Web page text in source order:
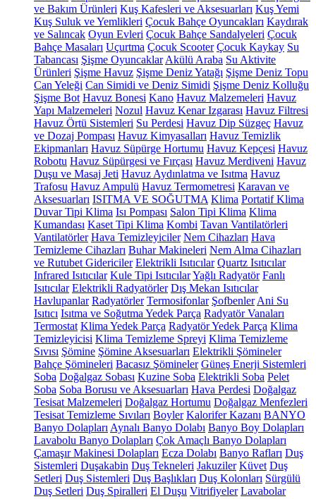
ve Bakım Ürünleri Kuş Kafesleri ve Aksesuarları Kuş Yemi
Kuş Suluk ve Yemlikleri Çocuk Bahçe Oyuncakları Kaydırak
ve Salıncak Oyun Evleri Çocuk Bahçe Sandalyeleri Çocuk
Bahçe Masaları Uçurtma Çocuk Scooter Çocuk Kaykay Su
Tabancası Şişme Oyuncaklar Akülü Araba Su Aktivite
Ürünleri Şişme Havuz Şişme Deniz Yatağı Şişme Deniz Topu
Can Yeleği Can Simidi ve Deniz Simidi Şişme Deniz Kolluğu
Şişme Bot Havuz Bonesi Kano Havuz Malzemeleri Havuz
Yapı Malzemeleri Nozul Havuz Kenar Izgarası Havuz Filtresi
Havuz Örtü Sistemleri Su Perdesi Havuz Dip Süzgeç Havuz
ve Dozaj Pompası Havuz Kimyasalları Havuz Temizlik
Ekipmanları Havuz Süpürge Hortumu Havuz Kepçesi Havuz
Robotu Havuz Süpürgesi ve Fırçası Havuz Merdiveni Havuz
Duşu ve Masaj Jeti Havuz Aydınlatma ve Isıtma Havuz
Trafosu Havuz Ampulü Havuz Termometresi Karavan ve
Aksesuarları ISITMA VE SOĞUTMA Klima Portatif Klima
Duvar Tipi Klima Isı Pompası Salon Tipi Klima Klima
Kumandası Kaset Tipi Klima Kombi Tavan Vantilatörleri
Vantilatörler Hava Temizleyiciler Nem Cihazları Hava
Temizleme Cihazları Buhar Makineleri Nem Alma Cihazları
ve Rutubet Gidericiler Elektrikli Isıtıcılar Quartz Isıtıcılar
Infrared Isıtıcılar Kule Tipi IsıtıcılarYağlı Radyatör Fanlı
Isıtıcılar Elektrikli Radyatörler Dış Mekan Isıtıcılar
Havlupanlar Radyatörler Termosifonlar Şofbenler Ani Su
Isıtıcı Isıtma ve Soğutma Yedek Parça Radyatör Vanaları
Termostat Klima Yedek Parça Radyatör Yedek Parça Klima
Temizleyicisi Klima Temizleme Spreyi Klima Temizleme
Sıvısı Şömine Şömine Aksesuarları Elektrikli Şömineler
Bahçe Şömineleri Bacasız Şömineler Güneş Enerji Sistemleri
Soba Doğalgaz Sobası Kuzine Soba Elektrikli Soba Pelet
Soba Soba Borusu ve Aksesuarları Hava Perdesi Doğalgaz
Tesisat Malzemeleri Doğalgaz Hortumu Doğalgaz Menfezleri
Tesisat Temizleme Sıvıları Boyler Kalorifer Kazanı BANYO
Banyo Dolapları Aynalı Banyo Dolabı Banyo Boy Dolapları
Lavabolu Banyo Dolapları Çok Amaçlı Banyo Dolapları
Çamaşır Makinesi Dolapları Ecza Dolabı Banyo Rafları Duş
Sistemleri Duşakabin Duş Tekneleri Jakuziler Küvet Duş
Setleri Duş Sistemleri Duş Başlıkları Duş Kolonları Sürgülü
Duş Setleri Duş Spiralleri El Duşu Vitrifiyeler Lavabolar